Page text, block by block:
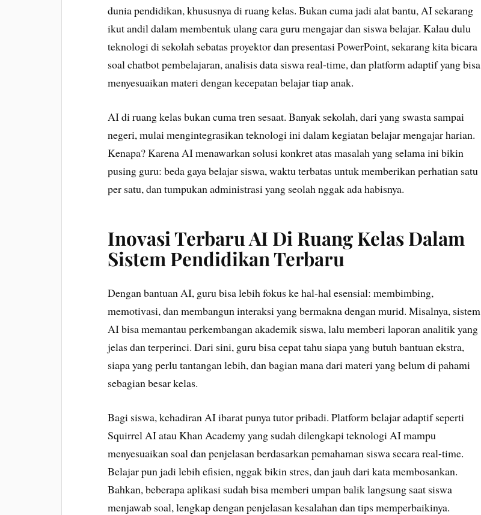
dunia pendidikan, khususnya di ruang kelas. Bukan cuma jadi alat bantu, AI sekarang
ikut andil dalam membentuk ulang cara guru mengajar dan siswa belajar. Kalau dulu
teknologi di sekolah sebatas proyektor dan presentasi PowerPoint, sekarang kita bicara
soal chatbot pembelajaran, analisis data siswa real-time, dan platform adaptif yang bisa
menyesuaikan materi dengan kecepatan belajar tiap anak.
AI di ruang kelas bukan cuma tren sesaat. Banyak sekolah, dari yang swasta sampai
negeri, mulai mengintegrasikan teknologi ini dalam kegiatan belajar mengajar harian.
Kenapa? Karena AI menawarkan solusi konkret atas masalah yang selama ini bikin
pusing guru: beda gaya belajar siswa, waktu terbatas untuk memberikan perhatian satu
per satu, dan tumpukan administrasi yang seolah nggak ada habisnya.
Inovasi Terbaru AI Di Ruang Kelas Dalam
Sistem Pendidikan Terbaru
Dengan bantuan AI, guru bisa lebih fokus ke hal-hal esensial: membimbing,
memotivasi, dan membangun interaksi yang bermakna dengan murid. Misalnya, sistem
AI bisa memantau perkembangan akademik siswa, lalu memberi laporan analitik yang
jelas dan terperinci. Dari sini, guru bisa cepat tahu siapa yang butuh bantuan ekstra,
siapa yang perlu tantangan lebih, dan bagian mana dari materi yang belum di pahami
sebagian besar kelas.
Bagi siswa, kehadiran AI ibarat punya tutor pribadi. Platform belajar adaptif seperti
Squirrel AI atau Khan Academy yang sudah dilengkapi teknologi AI mampu
menyesuaikan soal dan penjelasan berdasarkan pemahaman siswa secara real-time.
Belajar pun jadi lebih efisien, nggak bikin stres, dan jauh dari kata membosankan.
Bahkan, beberapa aplikasi sudah bisa memberi umpan balik langsung saat siswa
menjawab soal, lengkap dengan penjelasan kesalahan dan tips memperbaikinya.